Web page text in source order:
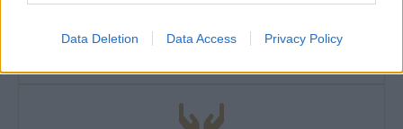
Data Deletion Data Access Privacy Policy
ΤΗΛΕΦΩΝΙΚΕΣ ΠΑΡΑΓΓΕΛΙΕΣ
2106610481, 6980957299